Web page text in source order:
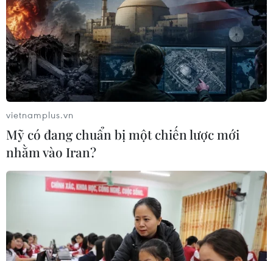
vietnamplus.vn
Mỹ có đang chuẩn bị một chiến lược mới
nhằm vào Iran?